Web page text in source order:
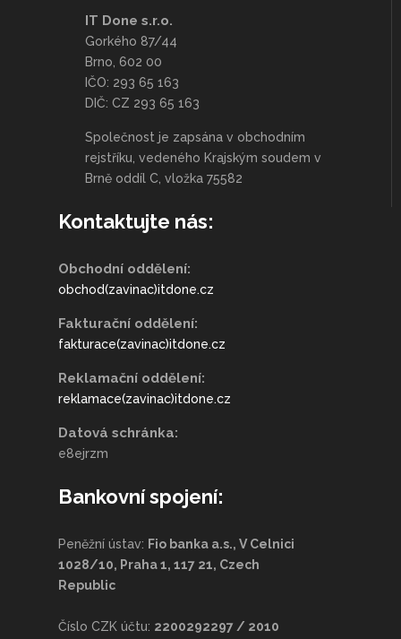
IT Done s.r.o.
Gorkého 87/44
Brno, 602 00
IČO: 293 65 163
DIČ: CZ 293 65 163
Společnost je zapsána v obchodním
rejstříku, vedeného Krajským soudem v
Brně oddíl C, vložka 75582
Kontaktujte nás:
Obchodní oddělení:
obchod(zavinac)itdone.cz
Fakturační oddělení:
fakturace(zavinac)itdone.cz
Reklamační oddělení:
reklamace(zavinac)itdone.cz
Datová schránka:
e8ejrzm
Bankovní spojení:
Peněžní ústav: Fio banka a.s., V Celnici
1028/10, Praha 1, 117 21, Czech
Republic
Číslo CZK účtu: 2200292297 / 2010